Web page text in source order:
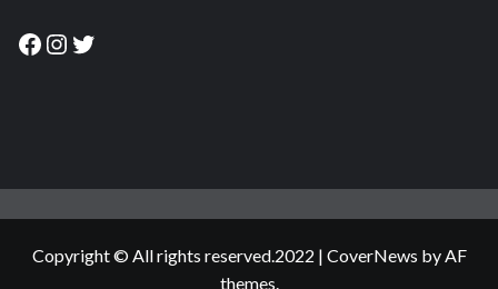
Facebook
Instagram
Twitter
Copyright © All rights reserved.2022 | CoverNews by AF
themes.